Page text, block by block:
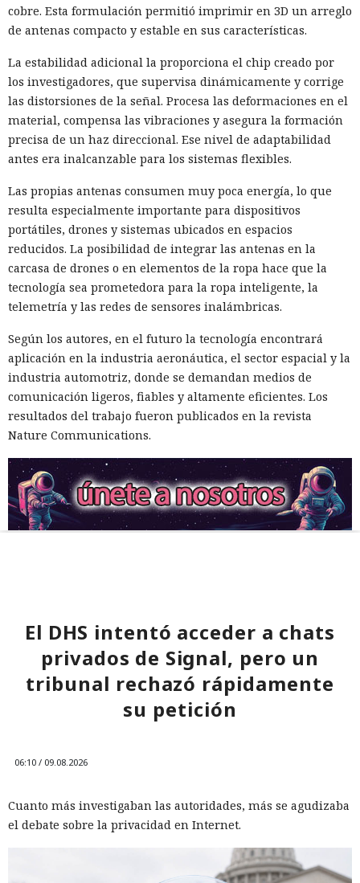
cobre. Esta formulación permitió imprimir en 3D un arreglo
de antenas compacto y estable en sus características.
La estabilidad adicional la proporciona el chip creado por
los investigadores, que supervisa dinámicamente y corrige
las distorsiones de la señal. Procesa las deformaciones en el
material, compensa las vibraciones y asegura la formación
precisa de un haz direccional. Ese nivel de adaptabilidad
antes era inalcanzable para los sistemas flexibles.
Las propias antenas consumen muy poca energía, lo que
resulta especialmente importante para dispositivos
portátiles, drones y sistemas ubicados en espacios
reducidos. La posibilidad de integrar las antenas en la
carcasa de drones o en elementos de la ropa hace que la
tecnología sea prometedora para la ropa inteligente, la
telemetría y las redes de sensores inalámbricas.
Según los autores, en el futuro la tecnología encontrará
aplicación en la industria aeronáutica, el sector espacial y la
industria automotriz, donde se demandan medios de
comunicación ligeros, fiables y altamente eficientes. Los
resultados del trabajo fueron publicados en la revista
Nature Communications.
El DHS intentó acceder a chats
privados de Signal, pero un
tribunal rechazó rápidamente
su petición
06:10 / 09.08.2026
Cuanto más investigaban las autoridades, más se agudizaba
el debate sobre la privacidad en Internet.